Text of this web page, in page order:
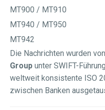
MT900 / MT910
MT940 / MT950
MT942
Die Nachrichten wurden
Group unter SWIFT-
weltweit konsistente ISO
zwischen Banken